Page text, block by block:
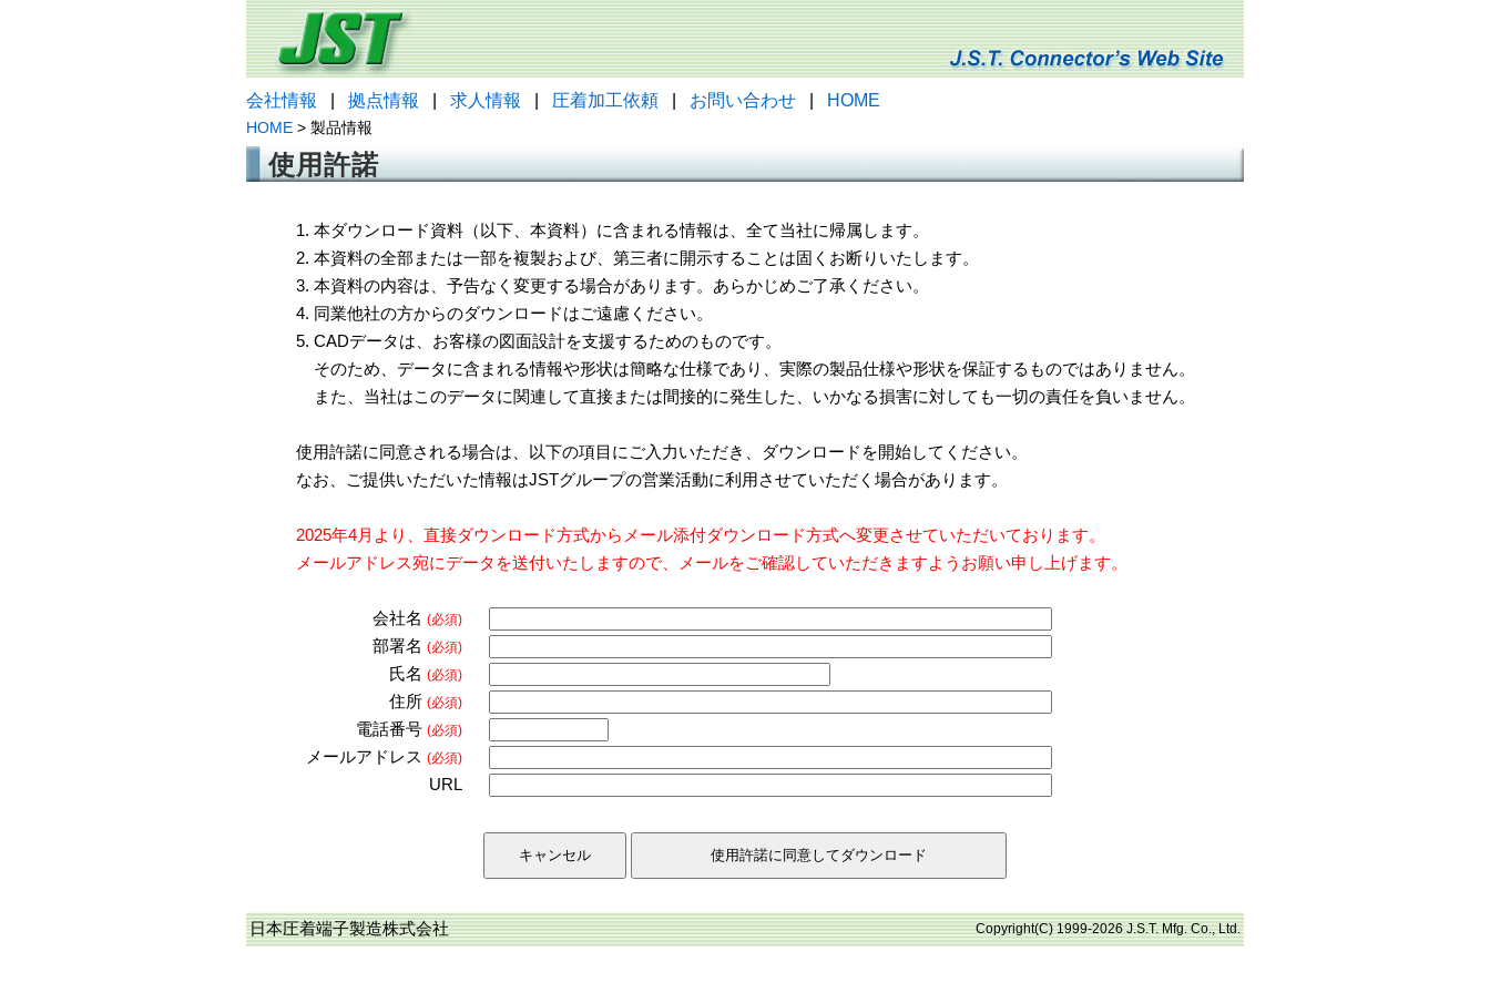
会社情報 拠点情報 求人情報 圧着加工依頼 お問い合わせ HOME
HOME > 製品情報
使用許諾
1. 本ダウンロード資料（以下、本資料）に含まれる情報は、全て当社に帰属します。
2. 本資料の全部または一部を複製および、第三者に開示することは固くお断りいたします。
3. 本資料の内容は、予告なく変更する場合があります。あらかじめご了承ください。
4. 同業他社の方からのダウンロードはご遠慮ください。
5. CADデータは、お客様の図面設計を支援するためのものです。
そのため、データに含まれる情報や形状は簡略な仕様であり、実際の製品仕様や形状を保証するものではありません。
また、当社はこのデータに関連して直接または間接的に発生した、いかなる損害に対しても一切の責任を負いません。
使用許諾に同意される場合は、以下の項目にご入力いただき、ダウンロードを開始してください。
なお、ご提供いただいた情報はJSTグループの営業活動に利用させていただく場合があります。
2025年4月より、直接ダウンロード方式からメール添付ダウンロード方式へ変更させていただいております。
メールアドレス宛にデータを送付いたしますので、メールをご確認していただきますようお願い申し上げます。
会社名 (必須)
部署名 (必須)
氏名 (必須)
住所 (必須)
電話番号 (必須)
メールアドレス (必須)
URL
日本圧着端子製造株式会社 Copyright(C) 1999-2026 J.S.T. Mfg. Co., Ltd.